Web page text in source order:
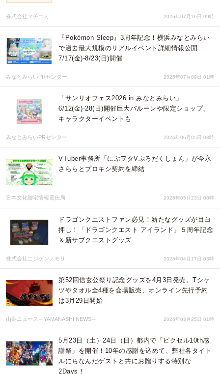
株式会社マチエミ 2026年07月16日 09時
『Pokémon Sleep』3周年記念！横浜みなとみらい
で過去最大規模のリアルイベント詳細情報公開
7/17(金)-8/23(日)開催
みなとみらいPRセンター 2026年07月09日 01時
「サンリオフェス2026 in みなとみらい」
6/12(金)-28(日)開催巨大バルーンや限定ショップ、
キャラクターイベントも
みなとみらいPRセンター 2026年06月05日 03時
VTuber事務所「にぶヲタVぷろだくしょん」が今永
さららとプロキシ契約を締結
日本文化御宅情報電伝局 2026年05月23日 08時
ドラゴンクエストファン必見！新たなグッズが目白
押し！「ドラゴンクエスト アイランド」５周年記念
＆新サブクエストグッズ
株式会社ニジゲンノモリ 2026年04月17日 03時
第52回信玄公祭り記念グッズを4月3日発売。Tシャ
ツやタオル全4種を会場販売、オンライン先行予約
は3月29日開始
山梨ニュース～YAMANASHI NEWS～ 2026年03月25日 01時
5月23日（土）24日（日）都内で「ピクセル10th感
謝祭」を開催！10年の感謝を込めて、弊社各タイト
ルにちなんだゲストと共にお贈りする特別な
2Days！